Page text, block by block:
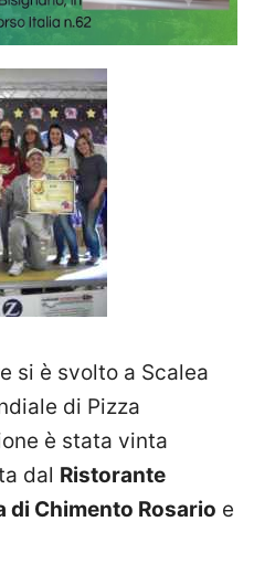
si è svolto a Scalea
di Pizza
è stata vinta
dal Ristorante
di Chimento Rosario e